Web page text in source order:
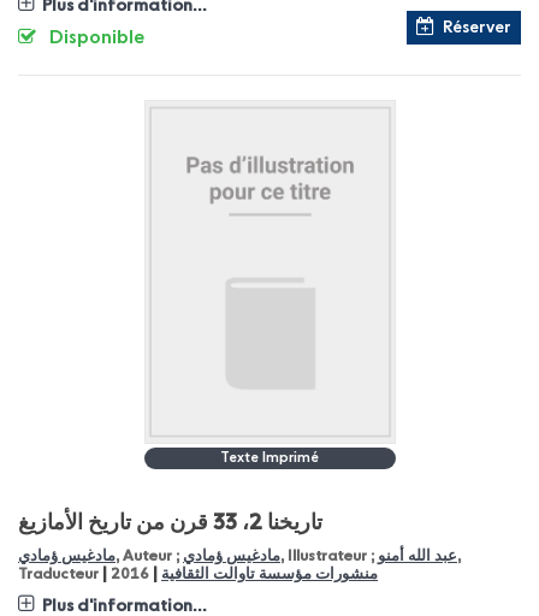
Plus d'information...
Réserver
Disponible
Texte Imprimé
تاريخنا 2، 33 قرن من تاريخ الأمازيغ
مادغيس ؤمادي, Auteur ; مادغيس ؤمادي, Illustrateur ; عبد الله أمنو,
Traducteur
منشورات مؤسسة تاوالت الثقافية 2016
Plus d'information...